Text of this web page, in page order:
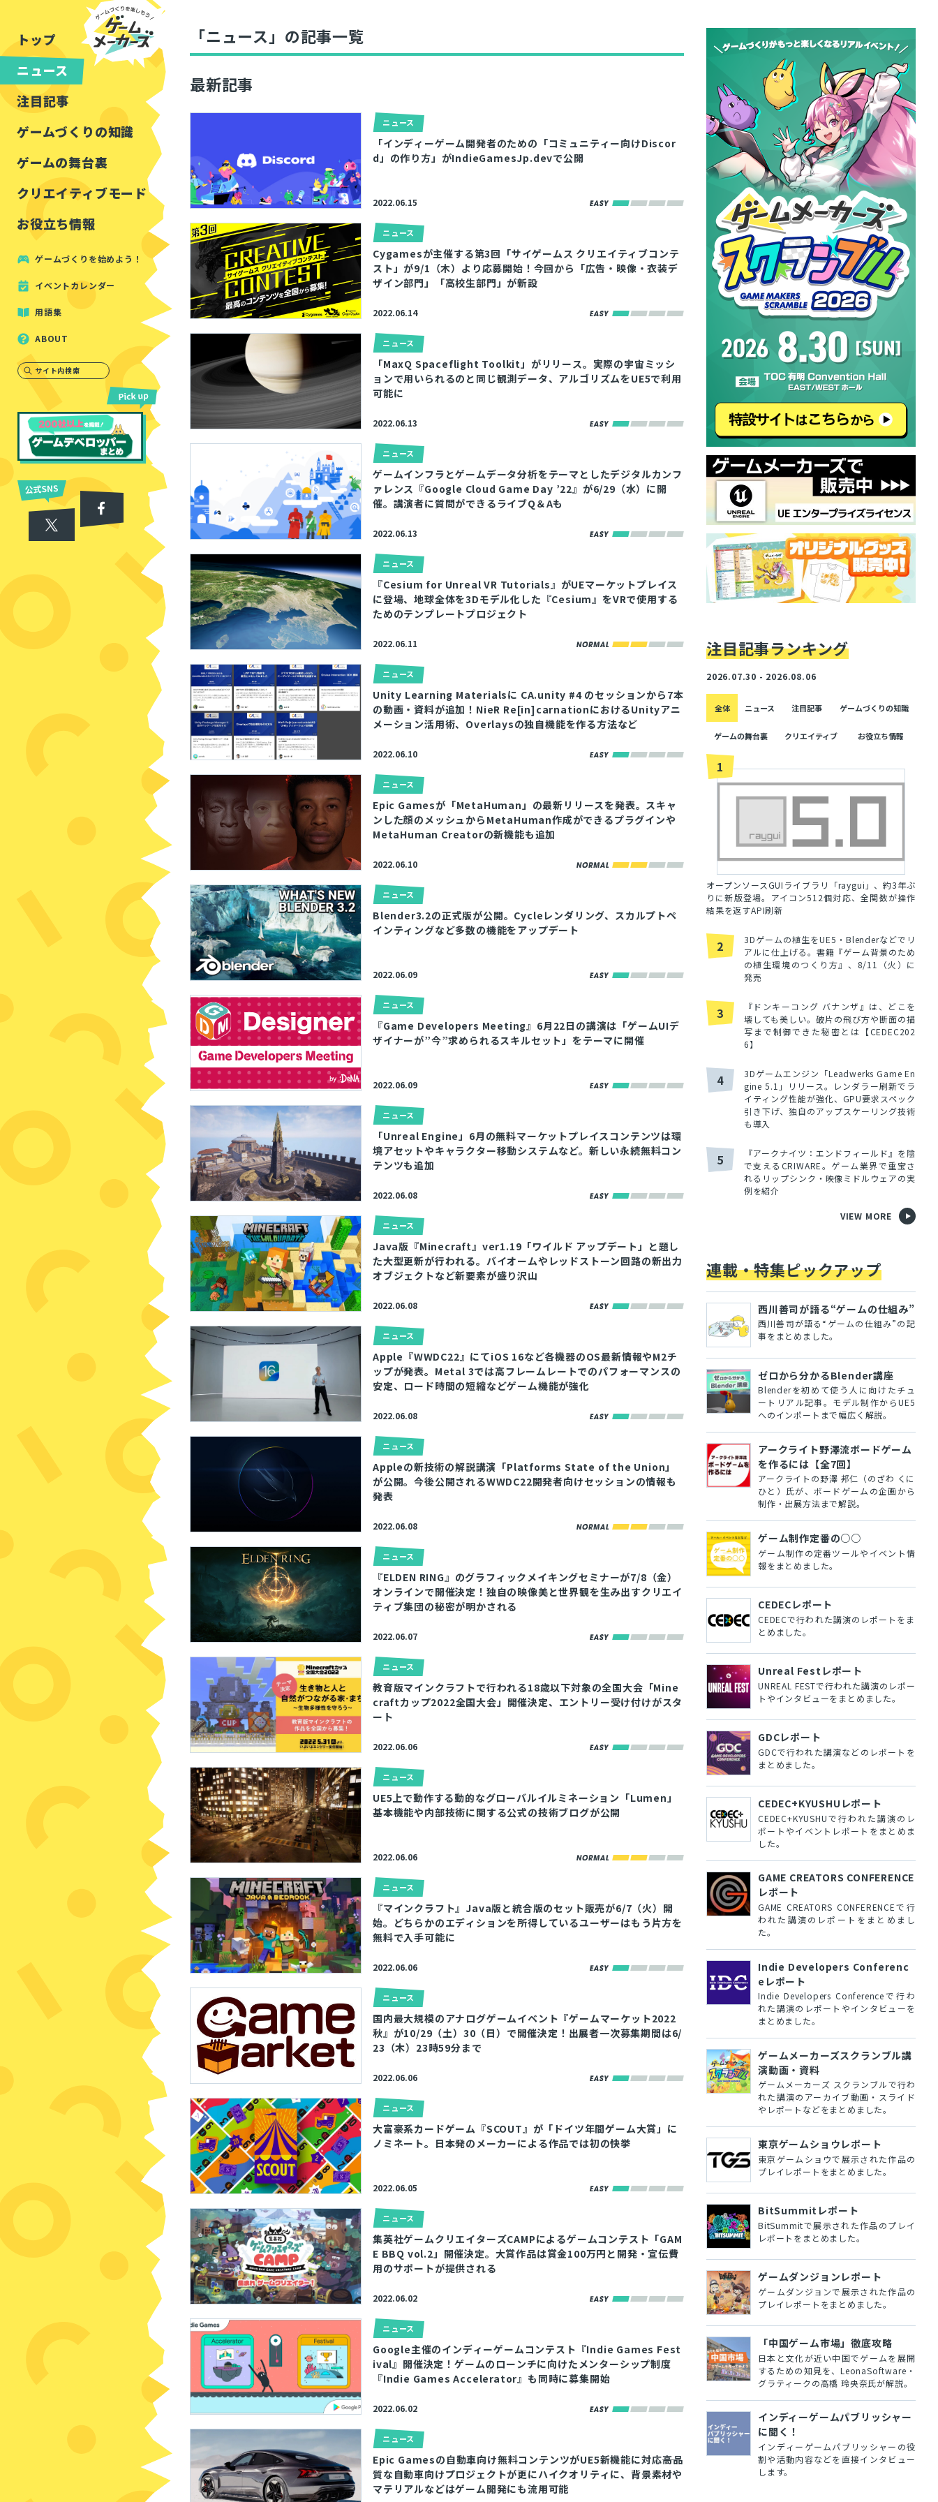
トップ
ニュース
注目記事
ゲームづくりの知識
ルールをつくる
ゲームの舞台裏
講演レポート
クリエイティブモード
マインクラフト
お役立ち情報
イベントレポート
周辺機器・ハードウェア
ゲームづくりを始めよう！
イベントカレンダー
用語集
ABOUT
サイト内検索
「ニュース」の記事一覧
最新記事
ニュース
「インディーゲーム開発者のための「コミュニティー向けDiscor
d」の作り方」がIndieGamesJp.devで公開
2022.06.15
ニュース
Cygamesが主催する第3回「サイゲームス クリエイティブコンテ
スト」が9/1（木）より応募開始！今回から「広告・映像・衣装デ
ザイン部門」「高校生部門」が新設
2022.06.14
ニュース
「MaxQ Spaceflight Toolkit」がリリース。実際の宇宙ミッシ
ョンで用いられるのと同じ観測データ、アルゴリズムをUE5で利用
可能に
2022.06.13
ニュース
ゲームインフラとゲームデータ分析をテーマとしたデジタルカンフ
ァレンス『Google Cloud Game Day ’22』が6/29（水）に開
催。講演者に質問ができるライブQ＆Aも
2022.06.13
ニュース
『Cesium for Unreal VR Tutorials』がUEマーケットプレイス
に登場、地球全体を3Dモデル化した『Cesium』をVRで使用する
ためのテンプレートプロジェクト
2022.06.11
ニュース
Unity Learning Materialsに CA.unity #4 のセッションから7本
の動画・資料が追加！NieR Re[in]carnationにおけるUnityアニ
メーション活用術、Overlaysの独自機能を作る方法など
2022.06.10
ニュース
Epic Gamesが「MetaHuman」の最新リリースを発表。スキャ
ンした顔のメッシュからMetaHuman作成ができるプラグインや
MetaHuman Creatorの新機能も追加
2022.06.10
ニュース
Blender3.2の正式版が公開。Cycleレンダリング、スカルプトペ
インティングなど多数の機能をアップデート
2022.06.09
ニュース
『Game Developers Meeting』6月22日の講演は「ゲームUIデ
ザイナーが”今”求められるスキルセット」をテーマに開催
2022.06.09
ニュース
「Unreal Engine」6月の無料マーケットプレイスコンテンツは環
境アセットやキャラクター移動システムなど。新しい永続無料コン
テンツも追加
2022.06.08
ニュース
Java版『Minecraft』ver1.19「ワイルド アップデート」と題し
た大型更新が行われる。バイオームやレッドストーン回路の新出力
オブジェクトなど新要素が盛り沢山
2022.06.08
ニュース
Apple『WWDC22』にてiOS 16など各機器のOS最新情報やM2チ
ップが発表。Metal 3では高フレームレートでのパフォーマンスの
安定、ロード時間の短縮などゲーム機能が強化
2022.06.08
ニュース
Appleの新技術の解説講演「Platforms State of the Union」
が公開。今後公開されるWWDC22開発者向けセッションの情報も
発表
2022.06.08
ニュース
『ELDEN RING』のグラフィックメイキングセミナーが7/8（金）
オンラインで開催決定！独自の映像美と世界観を⽣み出すクリエイ
ティブ集団の秘密が明かされる
2022.06.07
ニュース
教育版マインクラフトで行われる18歳以下対象の全国大会「Mine
craftカップ2022全国大会」開催決定、エントリー受け付けがスタ
ート
2022.06.06
ニュース
UE5上で動作する動的なグローバルイルミネーション「Lumen」
基本機能や内部技術に関する公式の技術ブログが公開
2022.06.06
ニュース
『マインクラフト』Java版と統合版のセット販売が6/7（火）開
始。どちらかのエディションを所得しているユーザーはもう片方を
無料で入手可能に
2022.06.06
ニュース
国内最大規模のアナログゲームイベント『ゲームマーケット2022
秋』が10/29（土）30（日）で開催決定！出展者一次募集期間は6/
23（木）23時59分まで
2022.06.06
ニュース
大富豪系カードゲーム『SCOUT』が「ドイツ年間ゲーム大賞」に
ノミネート。日本発のメーカーによる作品では初の快挙
2022.06.05
ニュース
集英社ゲームクリエイターズCAMPによるゲームコンテスト「GAM
E BBQ vol.2」開催決定。大賞作品は賞金100万円と開発・宣伝費
用のサポートが提供される
2022.06.02
ニュース
Google主催のインディーゲームコンテスト『Indie Games Fest
ival』開催決定！ゲームのローンチに向けたメンターシップ制度
『Indie Games Accelerator』も同時に募集開始
2022.06.02
ニュース
Epic Gamesの自動車向け無料コンテンツがUE5新機能に対応――高品
質な自動車向けプロジェクトが更にハイクオリティに、背景素材や
マテリアルなどはゲーム開発にも流用可能
注目記事ランキング
2026.07.30 - 2026.08.06
全体 ニュース 注目記事 ゲームづくりの知識
ゲームの舞台裏 クリエイティブ お役立ち情報
1
オープンソースGUIライブラリ「raygui」、約3年ぶ
りに新版登場。アイコン512個対応、全関数が操作
結果を返すAPI刷新
2
3Dゲームの植生をUE5・Blenderなどでリ
アルに仕上げる。書籍『ゲーム背景のため
の植生環境のつくり方』、8/11（火）に
発売
3
『ドンキーコング バナンザ』は、どこを
壊しても美しい。破片の飛び方や断面の描
写まで制御できた秘密とは【CEDEC202
6】
4
3Dゲームエンジン「Leadwerks Game En
gine 5.1」リリース。レンダラー刷新でラ
イティング性能が強化、GPU要求スペック
引き下げ、独自のアップスケーリング技術
も導入
5
『アークナイツ：エンドフィールド』を陰
で支えるCRIWARE。ゲーム業界で重宝さ
れるリップシンク・映像ミドルウェアの実
例を紹介
VIEW MORE
連載・特集ピックアップ
西川善司が語る“ゲームの仕組み”
西川善司が語る“ゲームの仕組み”の記
事をまとめました。
ゼロから分かるBlender講座
Blenderを初めて使う人に向けたチュ
ートリアル記事。モデル制作からUE5
へのインポートまで幅広く解説。
アークライト野澤流ボードゲーム
を作るには【全7回】
アークライトの野澤 邦仁（のざわ くに
ひと）氏が、ボードゲームの企画から
制作・出展方法まで解説。
ゲーム制作定番の○○
ゲーム制作の定番ツールやイベント情
報をまとめました。
CEDECレポート
CEDECで行われた講演のレポートをま
とめました。
Unreal Festレポート
UNREAL FESTで行われた講演のレポー
トやインタビューをまとめました。
GDCレポート
GDCで行われた講演などのレポートを
まとめました。
CEDEC+KYUSHUレポート
CEDEC+KYUSHUで行われた講演のレ
ポートやイベントレポートをまとめま
した。
GAME CREATORS CONFERENCE
レポート
GAME CREATORS CONFERENCEで行
われた講演のレポートをまとめまし
た。
Indie Developers Conferenc
eレポート
Indie Developers Conferenceで行わ
れた講演のレポートやインタビューを
まとめました。
ゲームメーカーズスクランブル講
演動画・資料
ゲームメーカーズ スクランブルで行わ
れた講演のアーカイブ動画・スライド
やレポートなどをまとめました。
東京ゲームショウレポート
東京ゲームショウで展示された作品の
プレイレポートをまとめました。
BitSummitレポート
BitSummitで展示された作品のプレイ
レポートをまとめました。
ゲームダンジョンレポート
ゲームダンジョンで展示された作品の
プレイレポートをまとめました。
「中国ゲーム市場」徹底攻略
日本と文化が近い中国でゲームを展開
するための知見を、LeonaSoftware・
グラティークの高橋 玲央奈氏が解説。
インディーゲームパブリッシャー
に聞く！
インディーゲームパブリッシャーの役
割や活動内容などを直接インタビュー
します。
とじる
検索